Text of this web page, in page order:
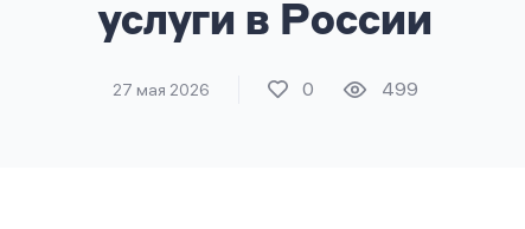
услуги в России
27 мая 2026 0 499